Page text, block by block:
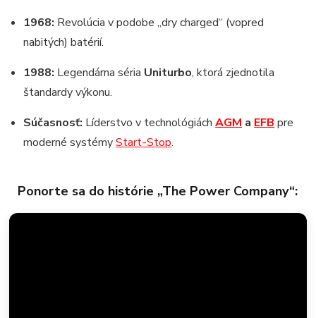
1968: Revolúcia v podobe „dry charged“ (vopred
nabitých) batérií.
1988: Legendárna séria Uniturbo, ktorá zjednotila
štandardy výkonu.
Súčasnosť: Líderstvo v technológiáchAGM a EFB pre
moderné systémyStart-Stop.
Ponorte sa do histórie „The Power Company“: